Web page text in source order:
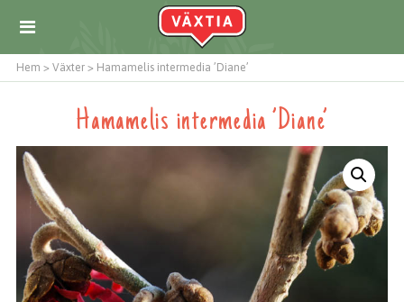
Hem > Växter > Hamamelis intermedia ’Diane’
Hamamelis intermedia ’Diane’